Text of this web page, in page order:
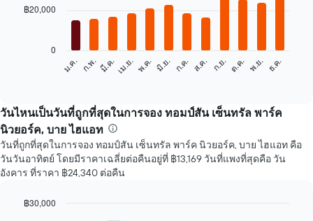
with
แผนภูมิ
แสดง
ราคา
เฉลี่ย
ของ
ห้อง
พัก
แต่ละ
ม.ค. ก.พ.มี.ค.เม.ย. พ.ค. มิ.ย. ก.ค. ส.ค. ก.ย. ต.ค. พ.ย. ธ.ค.
0
฿20,000
วันไหนเป็นวันที่ถูกที่สุดในการจอง ทอมป์สัน เซ็นทรัล พาร์ค
นิวยอร์ค, บาย ไฮแอท
วันที่ถูกที่สุดในการจอง ทอมป์สัน เซ็นทรัล พาร์ค นิวยอร์ค, บาย ไฮแอท คือ
วันวันอาทิตย์ โดยมีราคาเฉลี่ยต่อคืนอยู่ที่ ฿13,169 วันที่แพงที่สุดคือ วัน
อังคาร ที่ราคา ฿24,340 ต่อคืน
฿30,000